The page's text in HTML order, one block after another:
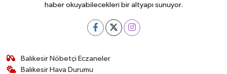
haber okuyabilecekleri bir altyapı sunuyor.
Balıkesir Nöbetçi Eczaneler
Balıkesir Hava Durumu